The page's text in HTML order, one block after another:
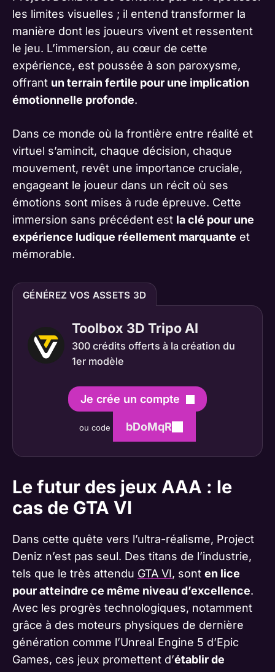
les limites visuelles ; il entend transformer la
manière dont les joueurs vivent et ressentent
le jeu. L’immersion, au cœur de cette
expérience, est poussée à son paroxysme,
offrant un terrain fertile pour une implication
émotionnelle profonde.
Dans ce monde où la frontière entre réalité et
virtuel s’amincit, chaque décision, chaque
mouvement, revêt une importance cruciale,
engageant le joueur dans un récit où ses
émotions sont mises à rude épreuve. Cette
immersion sans précédent est la clé pour une
expérience ludique réellement marquante et
mémorable.
GÉNÉREZ VOS ASSETS 3D
Toolbox 3D Tripo AI
300 crédits offerts à la création du
1er modèle
Je crée un compte
ou code bDoMqR
Le futur des jeux AAA : le
cas de GTA VI
Dans cette quête vers l’ultra-réalisme, Project
Deniz n’est pas seul. Des titans de l’industrie,
tels que le très attendu GTA VI, sont en lice
pour atteindre ce même niveau d’excellence.
Avec les progrès technologiques, notamment
grâce à des moteurs physiques de dernière
génération comme l’Unreal Engine 5 d’Epic
Games, ces jeux promettent d’établir de